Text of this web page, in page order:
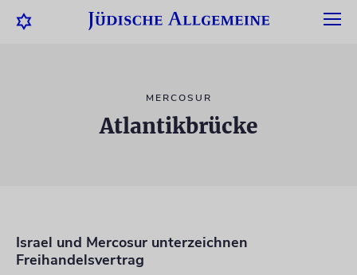
MERCOSUR
Atlantikbrücke
Israel und Mercosur unterzeichnen
Freihandelsvertrag